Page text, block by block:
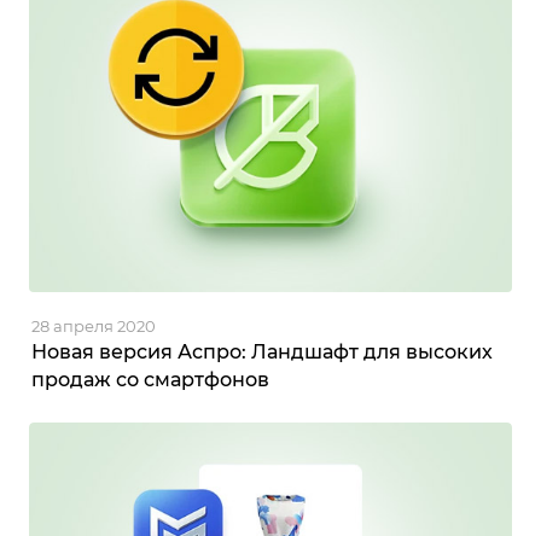
Новая версия Аспро: Ландшафт для высоких
продаж со смартфонов
28 апреля 2020